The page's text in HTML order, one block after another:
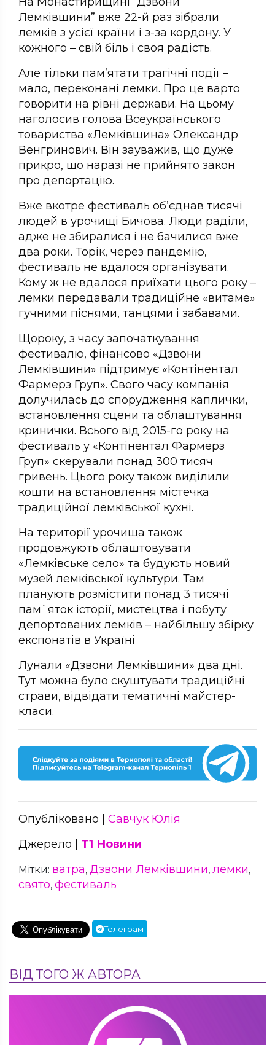
Лемківщини” вже 22-й раз зібрали
лемків з усієї країни і з-за кордону. У
кожного – свій біль і своя радість.
Але тільки пам’ятати трагічні події –
мало, переконані лемки. Про це варто
говорити на рівні держави. На цьому
наголосив голова Всеукраїнського
товариства «Лемківщина» Олександр
Венгринович. Він зауважив, що дуже
прикро, що наразі не прийнято закон
про депортацію.
Вже вкотре фестиваль об’єднав тисячі
людей в урочищі Бичова. Люди раділи,
адже не збиралися і не бачилися вже
два роки. Торік, через пандемію,
фестиваль не вдалося організувати.
Кому ж не вдалося приїхати цього року –
лемки передавали традиційне «витаме»
гучними піснями, танцями і забавами.
Щороку, з часу започаткування
фестивалю, фінансово «Дзвони
Лемківщини» підтримує «Контінентал
Фармерз Груп». Свого часу компанія
долучилась до спорудження каплички,
встановлення сцени та облаштування
кринички. Всього від 2015-го року на
фестиваль у «Контінентал Фармерз
Груп» скерували понад 300 тисяч
гривень. Цього року також виділили
кошти на встановлення містечка
традиційної лемківської кухні.
На території урочища також
продовжують облаштовувати
«Лемківське село» та будують новий
музей лемківської культури. Там
планують розмістити понад 3 тисячі
пам`яток історії, мистецтва і побуту
депортованих лемків – найбільшу збірку
експонатів в Україні
Лунали «Дзвони Лемківщини» два дні.
Тут можна було скуштувати традиційні
страви, відвідати тематичні майстер-
класи.
Опубліковано | Савчук Юлія
Джерело | Т1 Новини
Мітки: ватра, Дзвони Лемківщини, лемки,
свято, фестиваль
Телеграм
ВІД ТОГО Ж АВТОРА